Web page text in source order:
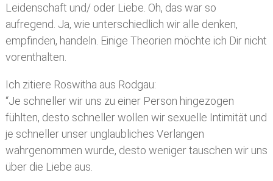
Leidenschaft und/ oder Liebe. Oh, das war so
aufregend. Ja, wie unterschiedlich wir alle denken,
empfinden, handeln. Einige Theorien möchte ich Dir nicht
vorenthalten.
Ich zitiere Roswitha aus Rodgau:
“Je schneller wir uns zu einer Person hingezogen
fühlten, desto schneller wollen wir sexuelle Intimität und
je schneller unser unglaubliches Verlangen
wahrgenommen wurde, desto weniger tauschen wir uns
über die Liebe aus.